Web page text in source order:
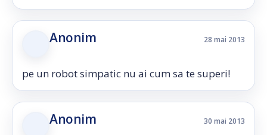
Anonim 28 mai 2013
pe un robot simpatic nu ai cum sa te superi!
Anonim 30 mai 2013